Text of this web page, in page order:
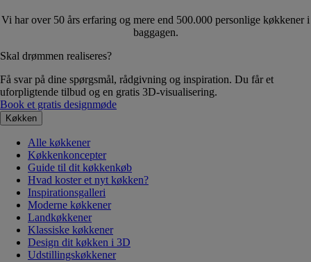
Vi har over 50 års erfaring og mere end 500.000 personlige køkkener i
baggagen.
Skal drømmen realiseres?
Få svar på dine spørgsmål, rådgivning og inspiration. Du får et
uforpligtende tilbud og en gratis 3D-visualisering.
Book et gratis designmøde
Køkken
Alle køkkener
Køkkenkoncepter
Guide til dit køkkenkøb
Hvad koster et nyt køkken?
Inspirationsgalleri
Moderne køkkener
Landkøkkener
Klassiske køkkener
Design dit køkken i 3D
Udstillingskøkkener